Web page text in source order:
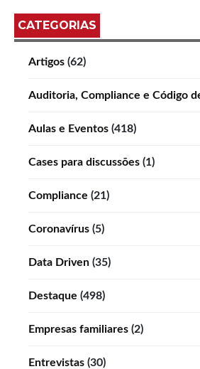
CATEGORIAS
Artigos (62)
Auditoria, Compliance e Código
Aulas e Eventos (418)
Cases para discussões (1)
Compliance (21)
Coronavírus (5)
Data Driven (35)
Destaque (498)
Empresas familiares (2)
Entrevistas (30)